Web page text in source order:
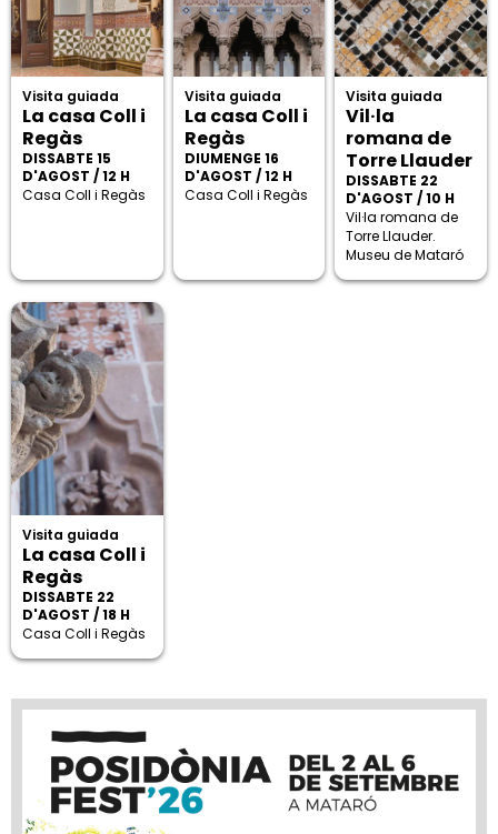
Visita guiada
La casa Coll i
Regàs
DISSABTE 15
D'AGOST / 12 H
Casa Coll i Regàs
Visita guiada
La casa Coll i
Regàs
DIUMENGE 16
D'AGOST / 12 H
Casa Coll i Regàs
Visita guiada
Vil·la
romana de
Torre Llauder
DISSABTE 22
D'AGOST / 10 H
Vil·la romana de
Torre Llauder.
Museu de Mataró
Visita guiada
La casa Coll i
Regàs
DISSABTE 22
D'AGOST / 18 H
Casa Coll i Regàs